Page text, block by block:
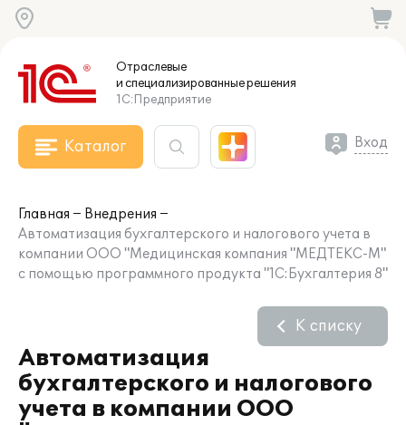
Отраслевые
и специализированныерешения
1С:Предприятие
Каталог Вход
Главная
Внедрения
Автоматизация бухгалтерского и налогового учета в
компании ООО "Медицинская компания "МЕДТЕКС-М"
с помощью программного продукта "1С:Бухгалтерия 8"
Автоматизация
бухгалтерского и налогового
учета в компании ООО
К списку